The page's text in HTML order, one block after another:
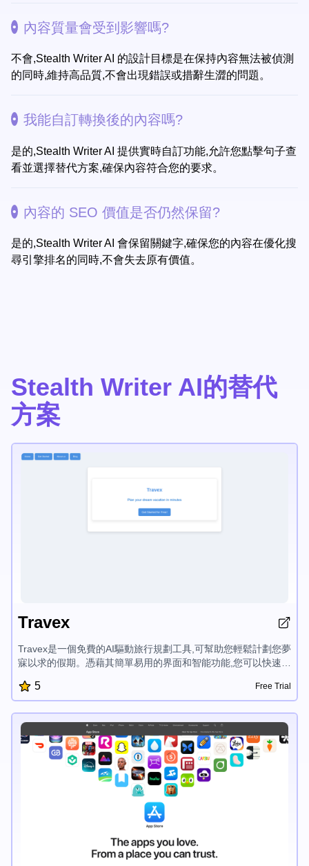
內容質量會受到影響嗎?
不會,Stealth Writer AI 的設計目標是在保持內容無法被偵測
的同時,維持高品質,不會出現錯誤或措辭生澀的問題。
我能自訂轉換後的內容嗎?
是的,Stealth Writer AI 提供實時自訂功能,允許您點擊句子查
看並選擇替代方案,確保內容符合您的要求。
內容的 SEO 價值是否仍然保留?
是的,Stealth Writer AI 會保留關鍵字,確保您的內容在優化搜
尋引擎排名的同時,不會失去原有價值。
Stealth Writer AI的替代
方案
Travex
Travex是一個免費的AI驅動旅行規劃工具,可幫助您輕鬆計劃您夢
寐以求的假期。憑藉其簡單易用的界面和智能功能,您可以快速創
行程。Travex簡化了度假規劃過程,讓您可以專注於享受旅程。
5 Free Trial